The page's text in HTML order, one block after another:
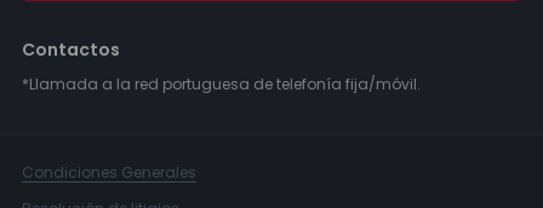
Contactos
*Llamada a la red portuguesa de telefonía fija/móvil.
Condiciones Generales